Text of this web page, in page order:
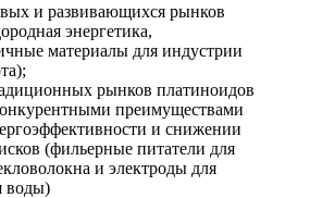
и развивающихся рынков
энергетика,
материалы для индустрии
рынков платиноидов
преимуществами
и снижении
(фильерные питатели для
и электроды для
воды)